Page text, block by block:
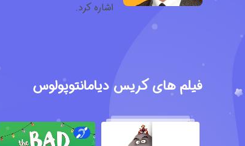
اشاره کرد.
فیلم های کریس دیامانتوپولوس